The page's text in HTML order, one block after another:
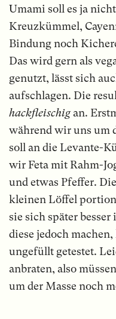
Umami soll es ja
Kreuzkümmel,
Bindung noch
Das wird gern als
genutzt, lässt sich
aufschlagen. Die
hackfleischigan.
während wir uns um
soll an die Levante-
wir Feta mit Rahm-
und etwas Pfeffer.
kleinen Löffel
sie sich später
diese jedoch
ungefüllt getestet.
anbraten, also
um der Masse noch